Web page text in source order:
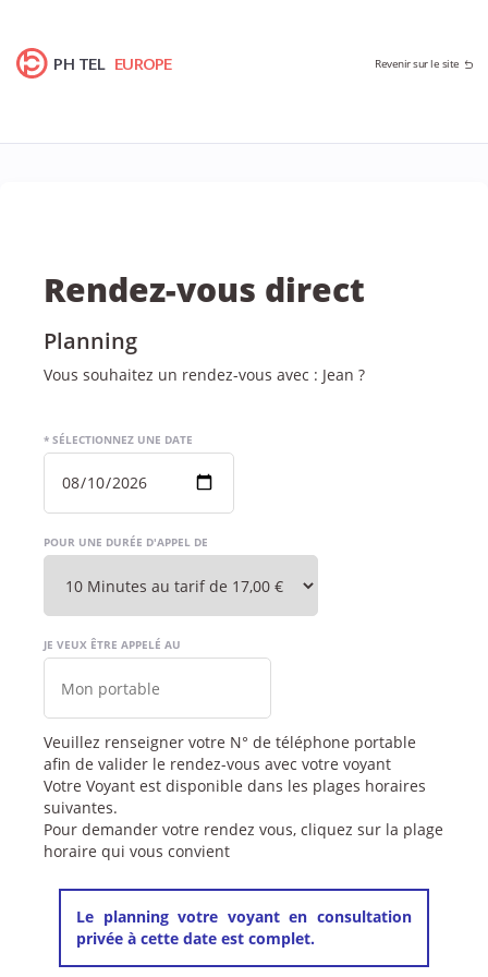
PH TEL EUROPE Revenir sur le site
Rendez-vous direct
Planning
Vous souhaitez un rendez-vous avec : Jean ?
* SÉLECTIONNEZ UNE DATE
POUR UNE DURÉE D'APPEL DE
JE VEUX ÊTRE APPELÉ AU
Veuillez renseigner votre N° de téléphone portable
afin de valider le rendez-vous avec votre voyant
Votre Voyant est disponible dans les plages horaires
suivantes.
Pour demander votre rendez vous, cliquez sur la plage
horaire qui vous convient
Le planning votre voyant en consultation
privée à cette date est complet.